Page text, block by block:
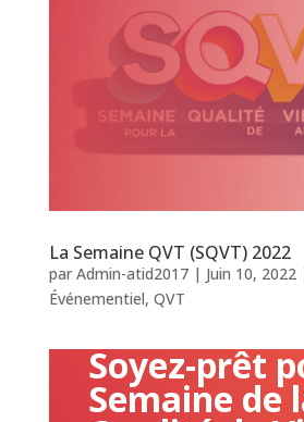
La Semaine QVT (SQVT) 2022
par Admin-atid2017| Juin 10, 2022
Événementiel, QVT
Soyez-prêt
Semaine de